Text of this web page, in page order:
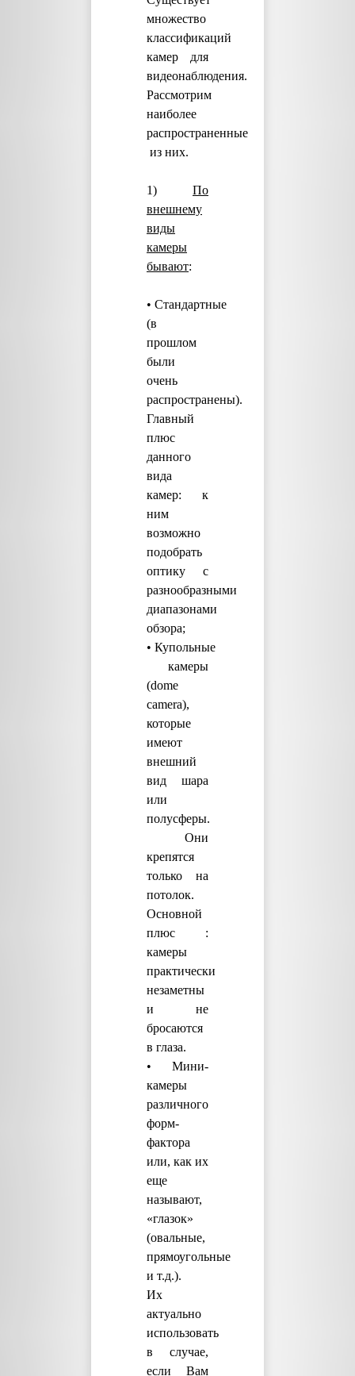
множество
классификаций
камер для
видеонаблюдения.
Рассмотрим
наиболее
распространенные
из них.
1)
По
внешнему
виды
камеры
бывают:
• Стандартные
(в
прошлом
были
очень
распространены).
Главный
плюс
данного
вида
камер: к
ним
возможно
подобрать
оптику с
разнообразными
диапазонами
обзора;
• Купольные
камеры
(dome
camera),
которые
имеют
внешний
вид шара
или
полусферы.
Они
крепятся
только на
потолок.
Основной
плюс :
камеры
практически
незаметны
и не
бросаются
в глаза.
• Мини-
камеры
различного
форм-
фактора
или, как их
еще
называют,
«глазок»
(овальные,
прямоугольные
и т.д.).
Их
актуально
использовать
в случае,
если Вам